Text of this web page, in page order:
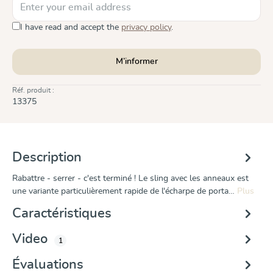
I have read and accept the privacy policy.
M’informer
Réf. produit :
13375
Description
Rabattre - serrer - c'est terminé ! Le sling avec les anneaux est
une variante particulièrement rapide de l'écharpe de porta… Plus
Caractéristiques
Video
1
Évaluations